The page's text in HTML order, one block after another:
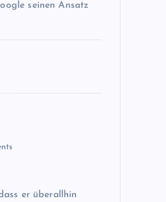
seinen Ansatz
er überallhin